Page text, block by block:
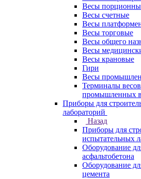
Весы
Весы счетные
Весы
Весы торговые
Весы общего
Весы
Весы крановые
Гири
Весы
Терминалы
промышленных
Приборы для
лабораторий
Назад
Приборы для
испытательных
Оборудование
асфальтобетона
Оборудование
цемента